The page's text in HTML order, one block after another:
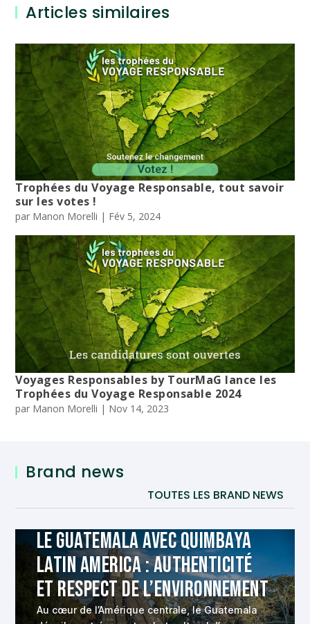
Articles similaires
Trophées du Voyage Responsable, tout savoir
sur les votes !
par Manon Morelli | Fév 5, 2024
Voyages Responsables by TourMaG lance les
Trophées du Voyage Responsable 2024
par Manon Morelli | Nov 14, 2023
Brand news
TOUTES LES BRAND NEWS
Le Guatemala avec Quimbaya
Latin America : authenticité
et respect de l’environnement
Au cœur de l’Amérique centrale, le Guatemala